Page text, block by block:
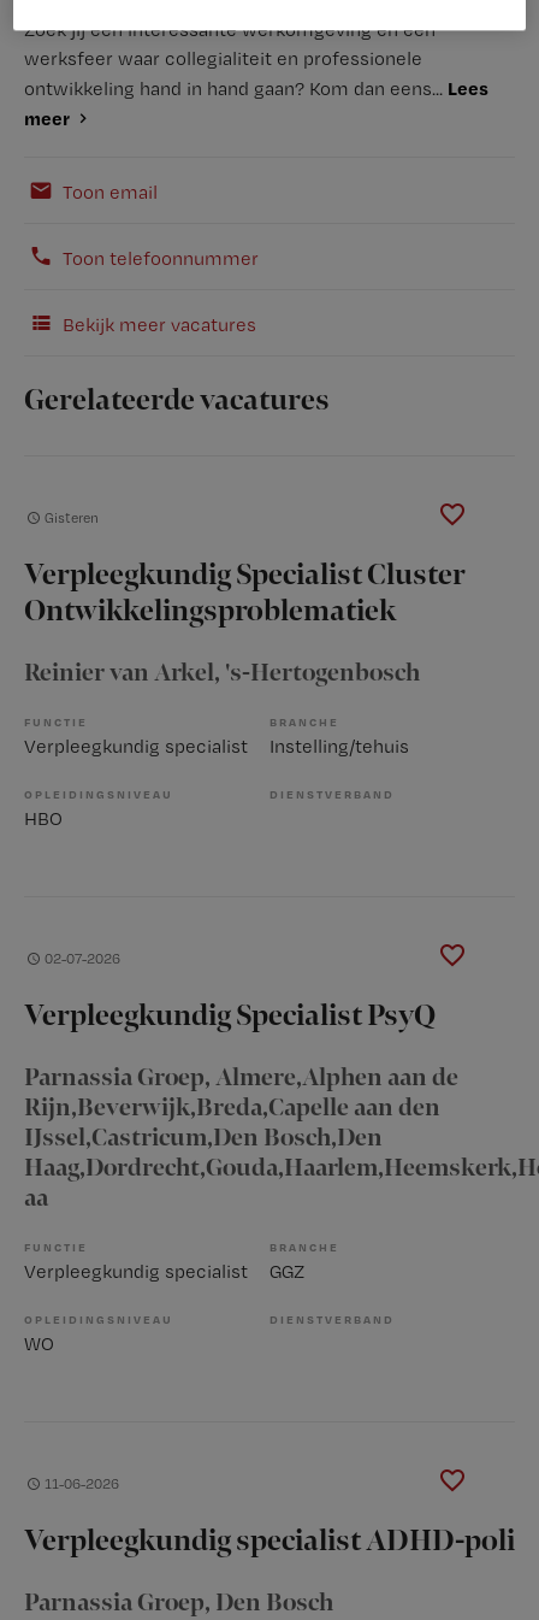
Zoek jij een interessante werkomgeving en een
werksfeer waar collegialiteit en professionele
ontwikkeling hand in hand gaan? Kom dan eens... Lees
meer
Toon email
Toon telefoonnummer
Bekijk meer vacatures
Gerelateerde vacatures
Gisteren
Verpleegkundig Specialist Cluster
Ontwikkelingsproblematiek
Reinier van Arkel, 's-Hertogenbosch
FUNCTIE
Verpleegkundig specialist
BRANCHE
Instelling/tehuis
OPLEIDINGSNIVEAU
HBO
DIENSTVERBAND
02-07-2026
Verpleegkundig Specialist PsyQ
Parnassia Groep, Almere,Alphen aan de
Rijn,Beverwijk,Breda,Capelle aan den
IJssel,Castricum,Den Bosch,Den
aa
FUNCTIE
Verpleegkundig specialist
BRANCHE
GGZ
OPLEIDINGSNIVEAU
WO
DIENSTVERBAND
11-06-2026
Verpleegkundig specialist ADHD-poli
Parnassia Groep, Den Bosch